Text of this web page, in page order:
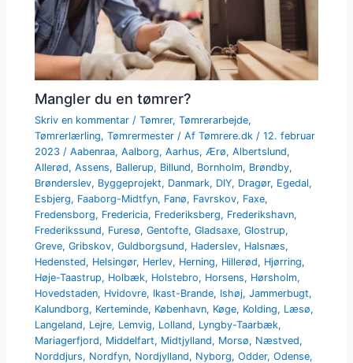
Mangler du en tømrer?
Skriv en kommentar /Tømrer,Tømrerarbejde,
Tømrerlærling,Tømrermester / AfTømrere.dk/12. februar
2023/Aabenraa,Aalborg,Aarhus,Ærø,Albertslund,
Allerød,Assens, Ballerup, Billund, Bornholm, Brøndby,
Brønderslev, Byggeprojekt, Danmark, DIY, Dragør, Egedal,
Esbjerg, Faaborg-Midtfyn, Fanø, Favrskov, Faxe,
Fredensborg, Fredericia, Frederiksberg, Frederikshavn,
Frederikssund, Furesø,Gentofte,Gladsaxe,Glostrup,
Greve,Gribskov,Guldborgsund, Haderslev, Halsnæs,
Hedensted, Helsingør, Herlev, Herning, Hillerød, Hjørring,
Høje-Taastrup, Holbæk, Holstebro, Horsens, Hørsholm,
Hovedstaden, Hvidovre, Ikast-Brande, Ishøj,Jammerbugt,
Kalundborg, Kerteminde, København, Køge, Kolding, Læsø,
Langeland, Lejre, Lemvig, Lolland, Lyngby-Taarbæk,
Mariagerfjord, Middelfart, Midtjylland, Morsø, Næstved,
Norddjurs, Nordfyn, Nordjylland, Nyborg,Odder,Odense,